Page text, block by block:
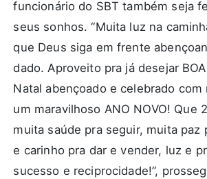
funcionário do SBT também seja
seus sonhos. “Muita luz na
que Deus siga em frente
dado. Aproveito pra já desejar
Natal abençoado e celebrado com
um maravilhoso ANO NOVO! Que
muita saúde pra seguir, muita paz
e carinho pra dar e vender, luz e
sucesso e reciprocidade!”,